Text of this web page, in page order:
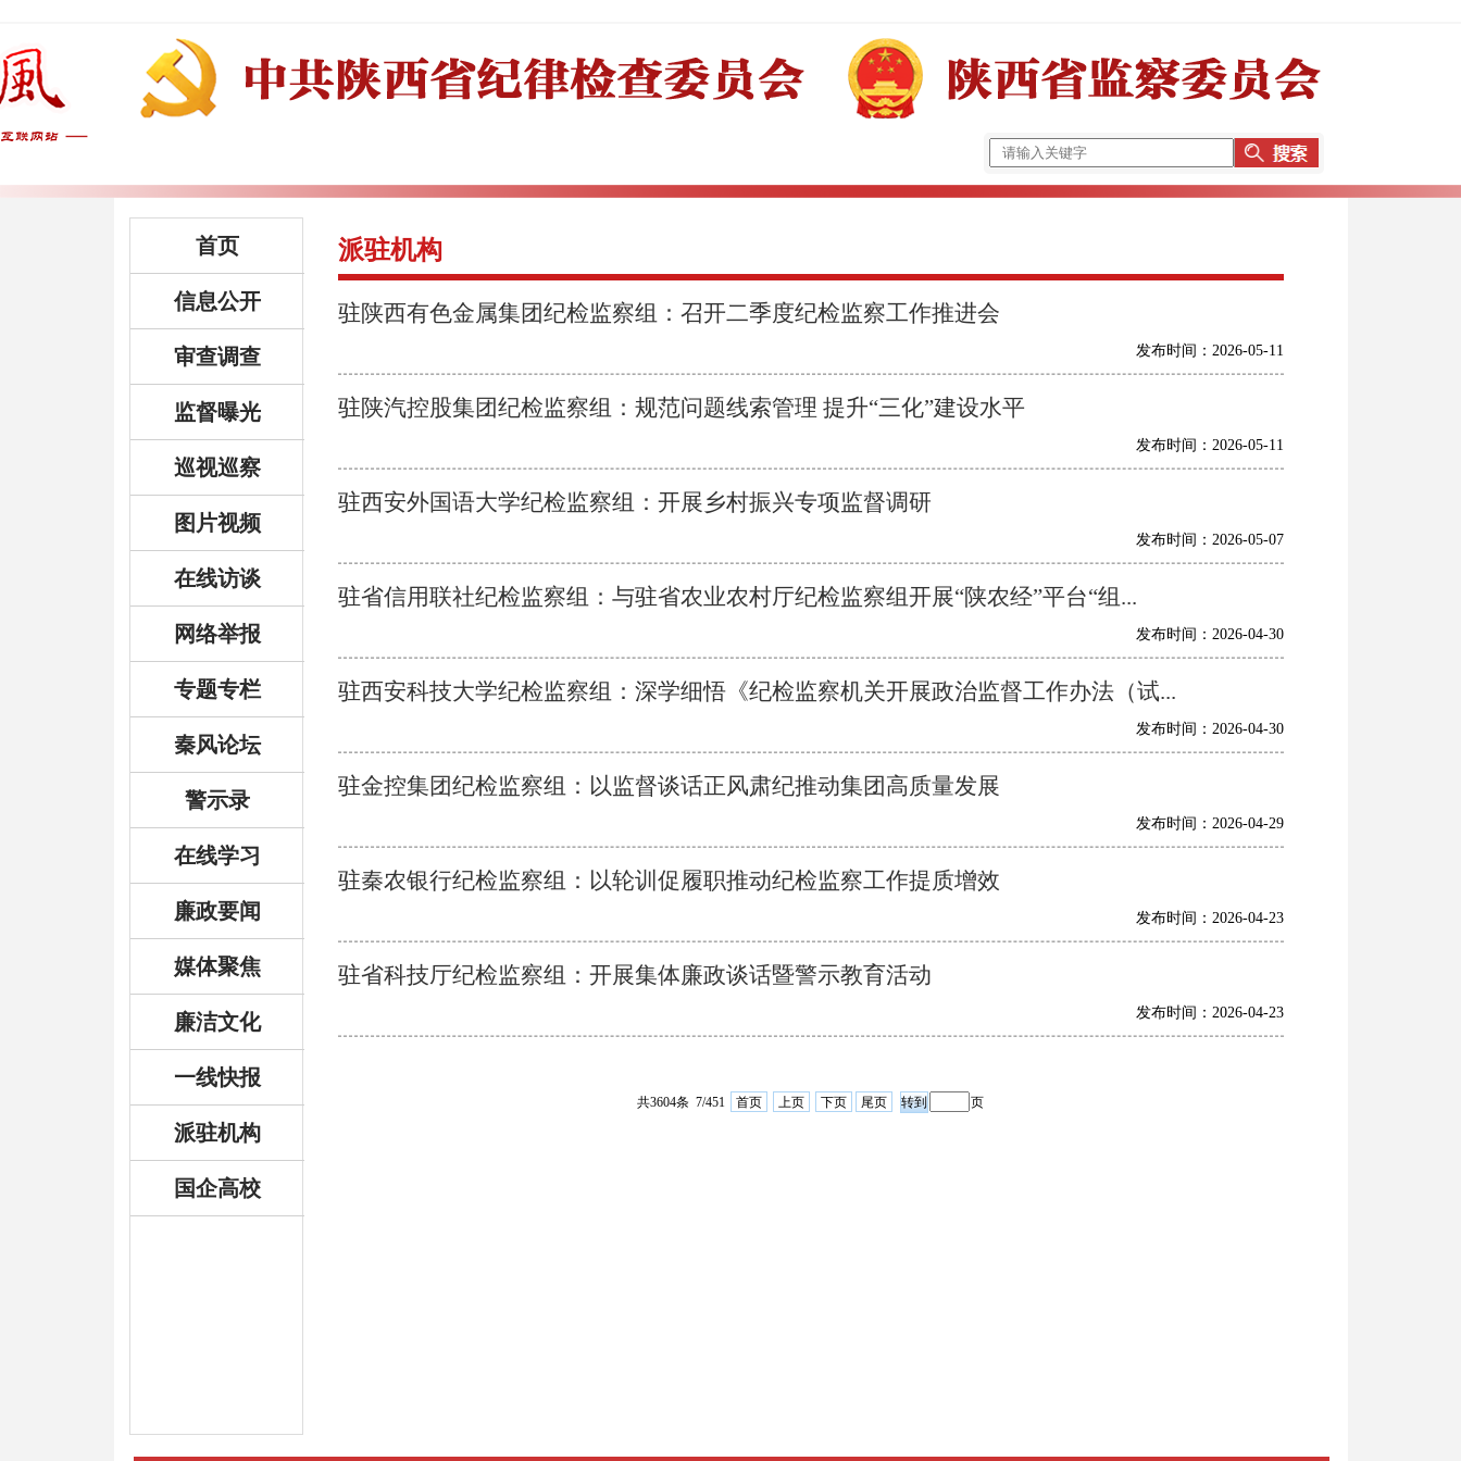
首页
信息公开
审查调查
监督曝光
巡视巡察
图片视频
在线访谈
网络举报
专题专栏
秦风论坛
警示录
在线学习
廉政要闻
媒体聚焦
廉洁文化
一线快报
派驻机构
国企高校
派驻机构
驻陕西有色金属集团纪检监察组：召开二季度纪检监察工作推进会
发布时间：2026-05-11
驻陕汽控股集团纪检监察组：规范问题线索管理 提升“三化”建设水平
发布时间：2026-05-11
驻西安外国语大学纪检监察组：开展乡村振兴专项监督调研
发布时间：2026-05-07
驻省信用联社纪检监察组：与驻省农业农村厅纪检监察组开展“陕农经”平台“组...
发布时间：2026-04-30
驻西安科技大学纪检监察组：深学细悟《纪检监察机关开展政治监督工作办法（试...
发布时间：2026-04-30
驻金控集团纪检监察组：以监督谈话正风肃纪推动集团高质量发展
发布时间：2026-04-29
驻秦农银行纪检监察组：以轮训促履职推动纪检监察工作提质增效
发布时间：2026-04-23
驻省科技厅纪检监察组：开展集体廉政谈话暨警示教育活动
发布时间：2026-04-23
共3604条 7/451 首页 上页 下页 尾页 页